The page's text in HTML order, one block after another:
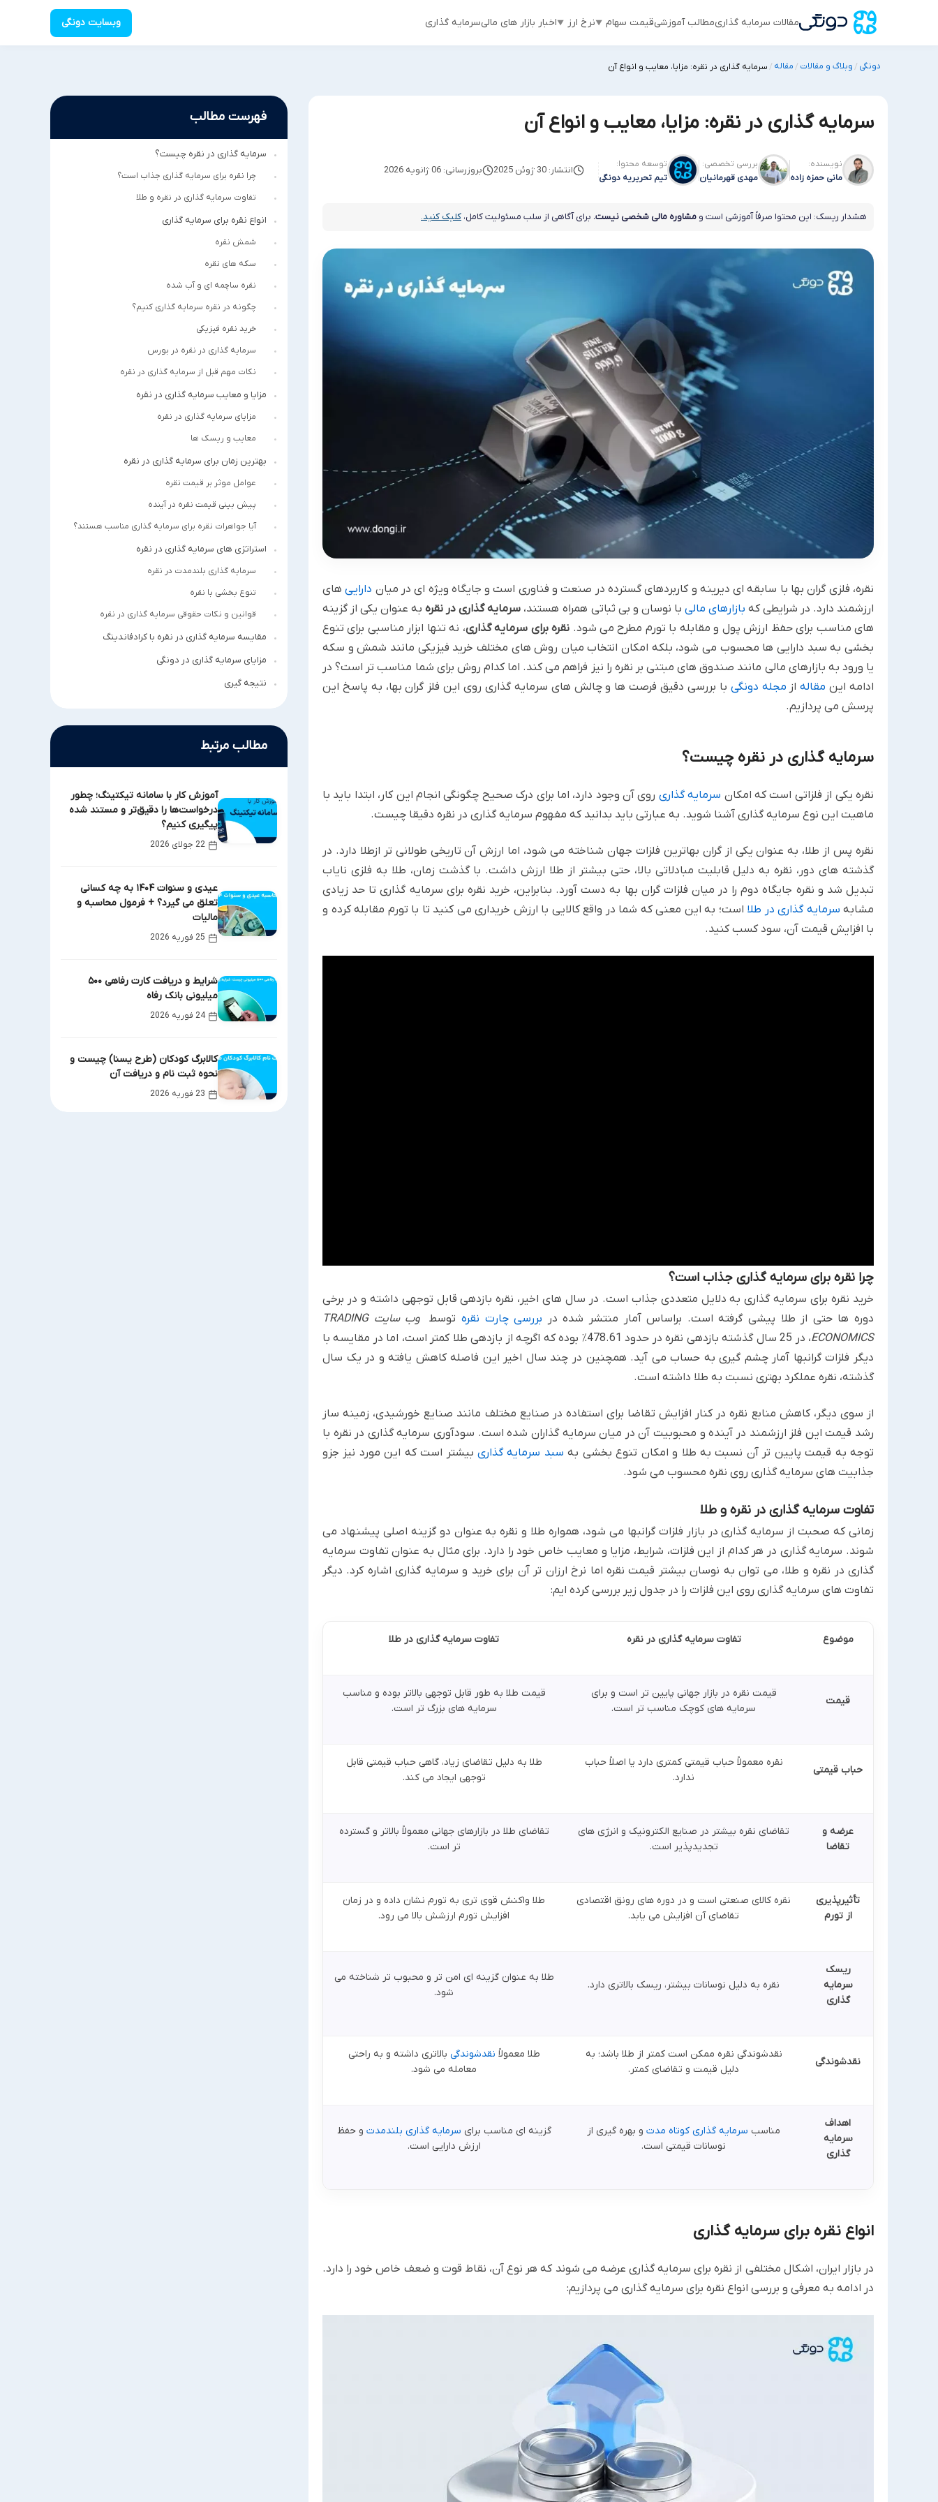
مقالات سرمایه گذاریمطالب آموزشیقیمت سهام نرخ ارز اخبار بازار های مالیسرمایه گذاری وبسایت دونگی
دونگی /وبلاگ و مقالات /مقاله /سرمایه گذاری در نقره: مزایا، معایب و انواع آن
سرمایه گذاری در نقره: مزایا، معایب و انواع آن
نویسنده:
مانی حمزه زاده
بررسی تخصصی:
مهدی قهرمانیان
توسعه محتوا:
تیم تحریریه دونگی
انتشار: 30 ژوئن 2025 بروزرسانی: 06 ژانویه 2026
هشدار ریسک: این محتوا صرفاً آموزشی است و مشاوره مالی شخصی نیست. برای آگاهی از سلب مسئولیت کامل، کلیک کنید.
نقره، فلزی گران بها با سابقه ای دیرینه و کاربردهای گسترده در صنعت و فناوری است و جایگاه ویژه ای در میان دارایی های
ارزشمند دارد. در شرایطی که بازارهای مالی با نوسان و بی ثباتی همراه هستند، سرمایه گذاری در نقرهبه عنوان یکی از گزینه
های مناسب برای حفظ ارزش پول و مقابله با تورم مطرح می شود. نقره برای سرمایه گذاری، نه تنها ابزار مناسبی برای تنوع
بخشی به سبد دارایی ها محسوب می شود، بلکه امکان انتخاب میان روش های مختلف خرید فیزیکی مانند شمش و سکه
یا ورود به بازارهای مالی مانند صندوق های مبتنی بر نقره را نیز فراهم می کند. اما کدام روش برای شما مناسب تر است؟ در
ادامه این مقالهاز مجله دونگی با بررسی دقیق فرصت ها و چالش های سرمایه گذاری روی این فلز گران بها، به پاسخ این
پرسش می پردازیم.
سرمایه گذاری در نقره چیست؟
نقره یکی از فلزاتی است که امکان سرمایه گذاری روی آن وجود دارد، اما برای درک صحیح چگونگی انجام این کار، ابتدا باید با
ماهیت این نوع سرمایه گذاری آشنا شوید. به عبارتی باید بدانید که مفهوم سرمایه گذاری در نقره دقیقا چیست.
نقره پس از طلا، به عنوان یکی از گران بهاترین فلزات جهان شناخته می شود، اما ارزش آن تاریخی طولانی تر ازطلا دارد. در
گذشته های دور، نقره به دلیل قابلیت مبادلاتی بالا، حتی بیشتر از طلا ارزش داشت. با گذشت زمان، طلا به فلزی نایاب
تبدیل شد و نقره جایگاه دوم را در میان فلزات گران بها به دست آورد. بنابراین، خرید نقره برای سرمایه گذاری تا حد زیادی
مشابه سرمایه گذاری در طلا است؛ به این معنی که شما در واقع کالایی با ارزش خریداری می کنید تا با تورم مقابله کرده و
با افزایش قیمت آن، سود کسب کنید.
چرا نقره برای سرمایه گذاری جذاب است؟
خرید نقره برای سرمایه گذاری به دلایل متعددی جذاب است. در سال های اخیر، نقره بازدهی قابل توجهی داشته و در برخی
دوره ها حتی از طلا پیشی گرفته است. براساس آمار منتشر شده در بررسی چارت نقرهتوسط
وب سایت TRADING
ECONOMICS
، در 25 سال گذشته بازدهی نقره در حدود 478.61٪ بوده که اگرچه از بازدهی طلا کمتر است، اما در مقایسه با
دیگر فلزات گرانبها آمار چشم گیری به حساب می آید. همچنین در چند سال اخیر این فاصله کاهش یافته و در یک سال
گذشته، نقره عملکرد بهتری نسبت به طلا داشته است.
از سوی دیگر، کاهش منابع نقره در کنار افزایش تقاضا برای استفاده در صنایع مختلف مانند صنایع خورشیدی، زمینه ساز
رشد قیمت این فلز ارزشمند در آینده و محبوبیت آن در میان سرمایه گذاران شده است. سودآوری سرمایه گذاری در نقره با
توجه به قیمت پایین تر آن نسبت به طلا و امکان تنوع بخشی به سبد سرمایه گذاریبیشتر است که این مورد نیز جزو
جذابیت های سرمایه گذاری روی نقره محسوب می شود.
تفاوت سرمایه گذاری در نقره و طلا
زمانی که صحبت از سرمایه گذاری در بازار فلزات گرانبها می شود، همواره طلا و نقره به عنوان دو گزینه اصلی پیشنهاد می
شوند. سرمایه گذاری در هر کدام از این فلزات، شرایط، مزایا و معایب خاص خود را دارد. برای مثال به عنوان تفاوت سرمایه
گذاری در نقره و طلا، می توان به نوسان بیشتر قیمت نقره اما نرخ ارزان تر آن برای خرید و سرمایه گذاری اشاره کرد. دیگر
تفاوت های سرمایه گذاری روی این فلزات را در جدول زیر بررسی کرده ایم:
موضوع تفاوت سرمایه گذاری در نقره تفاوت سرمایه گذاری در طلا
قیمت
قیمت نقره در بازار جهانی پایین تر است و برای
سرمایه های کوچک مناسب تر است.
قیمت طلا به طور قابل توجهی بالاتر بوده و مناسب
سرمایه های بزرگ تر است.
حباب قیمتی
نقره معمولاً حباب قیمتی کمتری دارد یا اصلاً حباب
ندارد.
طلا به دلیل تقاضای زیاد، گاهی حباب قیمتی قابل
توجهی ایجاد می کند.
عرضه و
تقاضا
تقاضای نقره بیشتر در صنایع الکترونیک و انرژی های
تجدیدپذیر است.
تقاضای طلا در بازارهای جهانی معمولاً بالاتر و گسترده
تر است.
تأثیرپذیری
از تورم
نقره کالای صنعتی است و در دوره های رونق اقتصادی
تقاضای آن افزایش می یابد.
طلا واکنش قوی تری به تورم نشان داده و در زمان
افزایش تورم ارزشش بالا می رود.
ریسک
سرمایه
گذاری
نقره به دلیل نوسانات بیشتر، ریسک بالاتری دارد.
طلا به عنوان گزینه ای امن تر و محبوب تر شناخته می
شود.
نقدشوندگی
نقدشوندگی نقره ممکن است کمتر از طلا باشد؛ به
دلیل قیمت و تقاضای کمتر.
طلا معمولاً نقدشوندگی بالاتری داشته و به راحتی
معامله می شود.
اهداف
سرمایه
گذاری
مناسب سرمایه گذاری کوتاه مدت و بهره گیری از
نوسانات قیمتی است.
گزینه ای مناسب برای سرمایه گذاری بلندمدت و حفظ
ارزش دارایی است.
انواع نقره برای سرمایه گذاری
در بازار ایران، اشکال مختلفی از نقره برای سرمایه گذاری عرضه می شوند که هر نوع آن، نقاط قوت و ضعف خاص خود را دارد.
در ادامه به معرفی و بررسی انواع نقره برای سرمایه گذاری می پردازیم:
فهرست مطالب
سرمایه گذاری در نقره چیست؟
چرا نقره برای سرمایه گذاری جذاب است؟
تفاوت سرمایه گذاری در نقره و طلا
انواع نقره برای سرمایه گذاری
شمش نقره
سکه های نقره
نقره ساچمه ای و آب شده
چگونه در نقره سرمایه گذاری کنیم؟
خرید نقره فیزیکی
سرمایه گذاری در نقره در بورس
نکات مهم قبل از سرمایه گذاری در نقره
مزایا و معایب سرمایه گذاری در نقره
مزایای سرمایه گذاری در نقره
معایب و ریسک ها
بهترین زمان برای سرمایه گذاری در نقره
عوامل موثر بر قیمت نقره
پیش بینی قیمت نقره در آینده
آیا جواهرات نقره برای سرمایه گذاری مناسب هستند؟
استراتژی های سرمایه گذاری در نقره
سرمایه گذاری بلندمدت در نقره
تنوع بخشی با نقره
قوانین و نکات حقوقی سرمایه گذاری در نقره
مقایسه سرمایه گذاری در نقره با کرادفاندینگ
مزایای سرمایه گذاری در دونگی
نتیجه گیری
مطالب مرتبط
آموزش کار با سامانه تیکتینگ؛ چطور
درخواست‌ها را دقیق‌تر و مستند شده
پیگیری کنیم؟
22 جولای 2026
عیدی و سنوات ۱۴۰۴ به چه کسانی
تعلق می گیرد؟ + فرمول محاسبه و
مالیات
25 فوریه 2026
شرایط و دریافت کارت رفاهی ۵۰۰
میلیونی بانک رفاه
24 فوریه 2026
کالابرگ کودکان (طرح یسنا) چیست و
نحوه ثبت نام و دریافت آن
23 فوریه 2026